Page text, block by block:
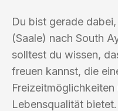
Du bist gerade
(Saale) nach South
solltest du wissen,
freuen kannst, die
Freizeitmöglichkeiten
Lebensqualität bietet.